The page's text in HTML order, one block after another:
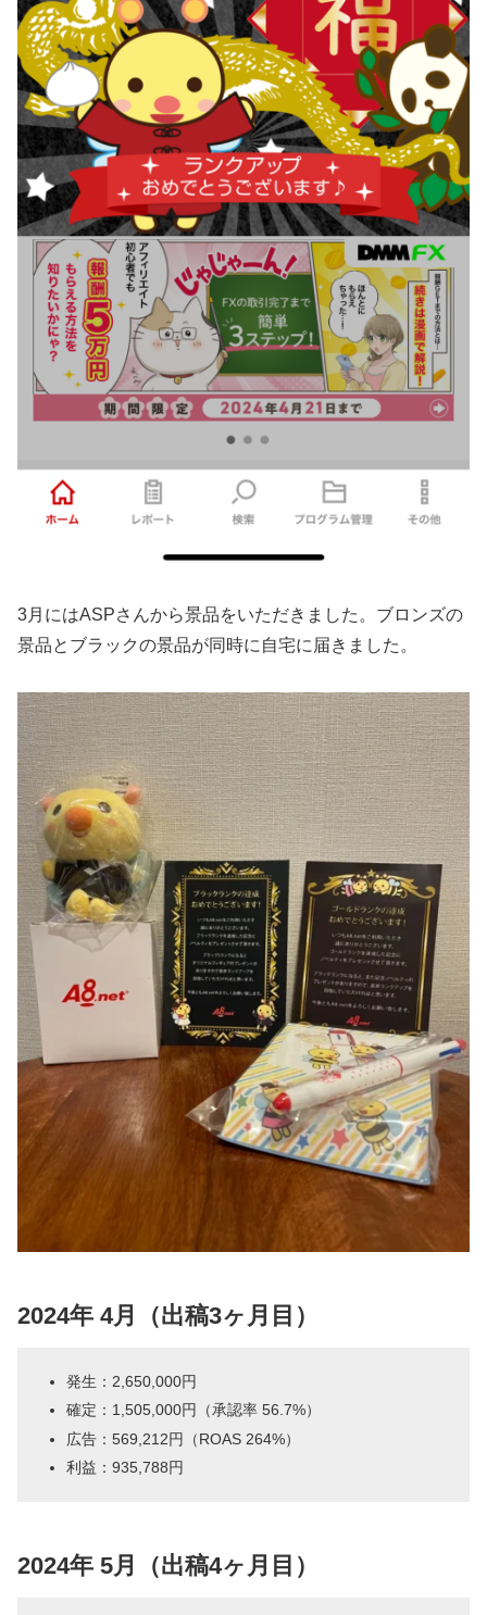
3月にはASPさんから景品をいただきました。ブロンズの
景品とブラックの景品が同時に自宅に届きました。
2024年 4月（出稿3ヶ月目）
発生：2,650,000円
確定：1,505,000円（承認率 56.7%）
広告：569,212円（ROAS 264%）
利益：935,788円
2024年 5月（出稿4ヶ月目）